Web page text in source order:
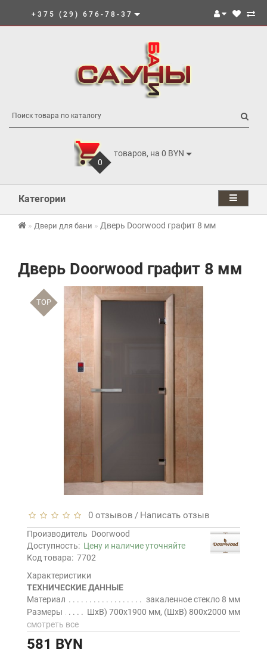
+375 (29) 676-78-37
0
товаров, на 0 BYN
Категории
Двери для бани Дверь Doorwood графит 8 мм
Дверь Doorwood графит 8 мм
TOP
0 отзывов / Написать отзыв
Производитель Doorwood
Доступность: Цену и наличие уточняйте
Код товара: 7702
Характеристики
ТЕХНИЧЕСКИЕ ДАННЫЕ
Материал
закаленное стекло 8 мм
Размеры
ШхВ) 700х1900 мм, (ШхВ) 800х2000 мм
смотреть все
581 BYN